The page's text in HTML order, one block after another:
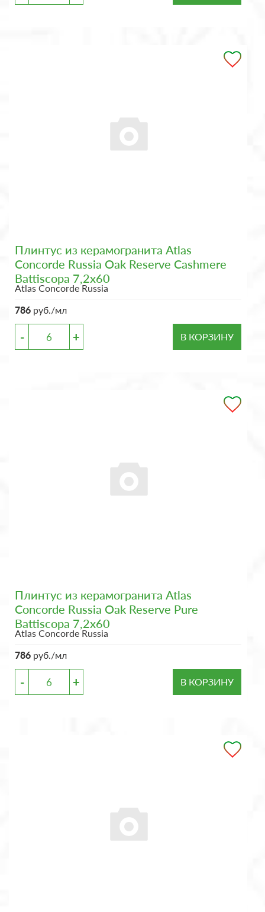
Плинтус из керамогранита Atlas
Concorde Russia Oak Reserve Cashmere
Battiscopa 7,2x60
Atlas Concorde Russia
786 руб./мл
- + В КОРЗИНУ
Плинтус из керамогранита Atlas
Concorde Russia Oak Reserve Pure
Battiscopa 7,2x60
Atlas Concorde Russia
786 руб./мл
- + В КОРЗИНУ